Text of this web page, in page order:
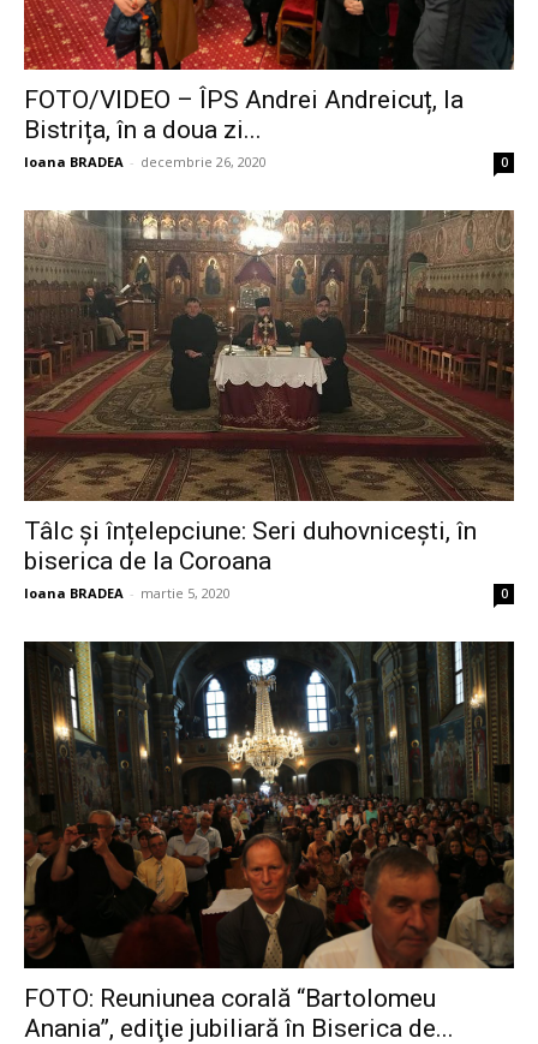
FOTO/VIDEO – ÎPS Andrei Andreicuț, la
Bistrița, în a doua zi...
Ioana BRADEA - decembrie 26, 2020 0
Tâlc și înțelepciune: Seri duhovnicești, în
biserica de la Coroana
Ioana BRADEA - martie 5, 2020 0
FOTO: Reuniunea corală “Bartolomeu
Anania”, ediţie jubiliară în Biserica de...